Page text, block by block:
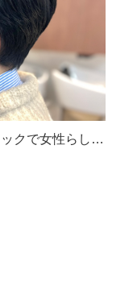
刈りすぎないツーブロックで女性らしさも残した スッキリしたショートカット